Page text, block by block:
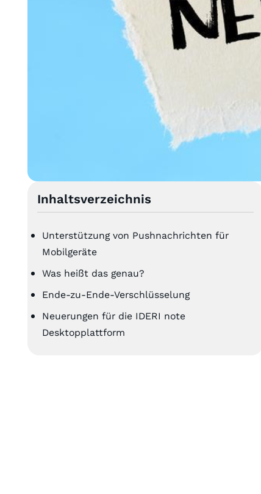
Inhaltsverzeichnis
Unterstützung von Pushnachrichten für
Mobilgeräte
Was heißt das genau?
Ende-zu-Ende-Verschlüsselung
Neuerungen für die IDERI note
Desktopplattform